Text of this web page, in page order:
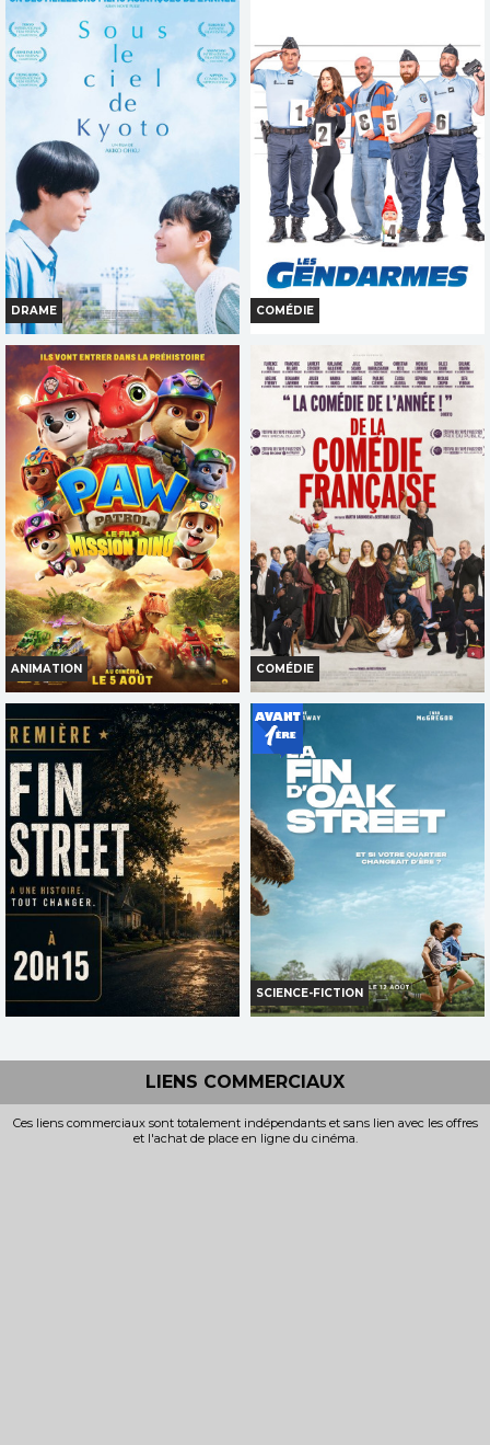
Horaires et Infos
Bande-annonce
Réservation
TOUT PUBLIC
VF
Bande-annonce
Réservation
INT. -16ans
VF
DRAME
SOUS LE CIEL DE KYOTO
Horaires et Infos
Bande-annonce
Réservation
TOUT PUBLIC
VOST
COMÉDIE
LES GENDARMES
Horaires et Infos
Bande-annonce
Réservation
TOUT PUBLIC
VF
ANIMATION
LA PAT' PATROUILLE : LE FILM
MISSION DINO
Horaires et Infos
Bande-annonce
Réservation
TOUT PUBLIC
VF
COMÉDIE
DE LA COMÉDIE-FRANÇAISE
Bande-annonce
Réservation
TOUT PUBLIC
Horaires et Infos
Bande-annonce
SCIENCE-FICTION
Horaires et Infos
Bande-annonce
LIENS COMMERCIAUX
Ces liens commerciaux sont totalement indépendants et sans lien avec les offres
et l'achat de place en ligne du cinéma.